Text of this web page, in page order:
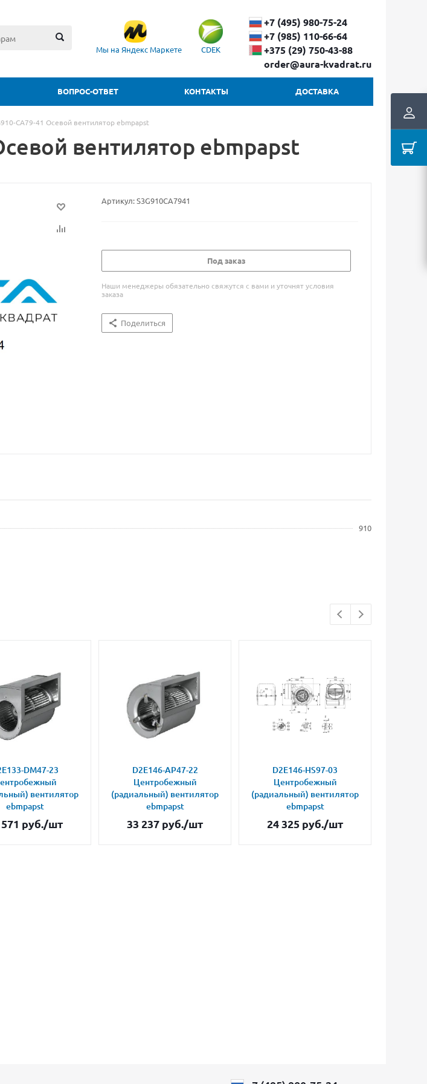
Мы на Яндекс Маркете CDEK
+7 (495) 980-75-24
+7 (985) 110-66-64
+375 (29) ​750-43-88
order@aura-kvadrat.ru
ВОПРОС-ОТВЕТ КОНТАКТЫ ДОСТАВКА
CA79-41 Осевой вентилятор ebmpapst
вентилятор ebmpapst
Артикул:S3G910CA7941
Под заказ
Наши менеджеры обязательно свяжутся с вами и уточнят условия
заказа
Поделиться
910
DM47-23
вентилятор
ebmpapst
руб./шт
D2E146-AP47-22
Центробежный
(радиальный) вентилятор
ebmpapst
33 237 руб./шт
D2E146-HS97-03
Центробежный
(радиальный) вентилятор
ebmpapst
24 325 руб./шт